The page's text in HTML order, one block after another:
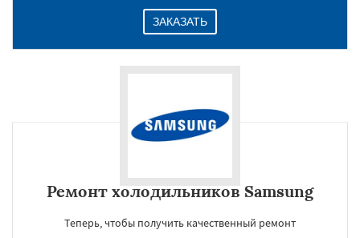
ЗАКАЗАТЬ
Ремонт холодильников Samsung
Теперь, чтобы получить качественный ремонт